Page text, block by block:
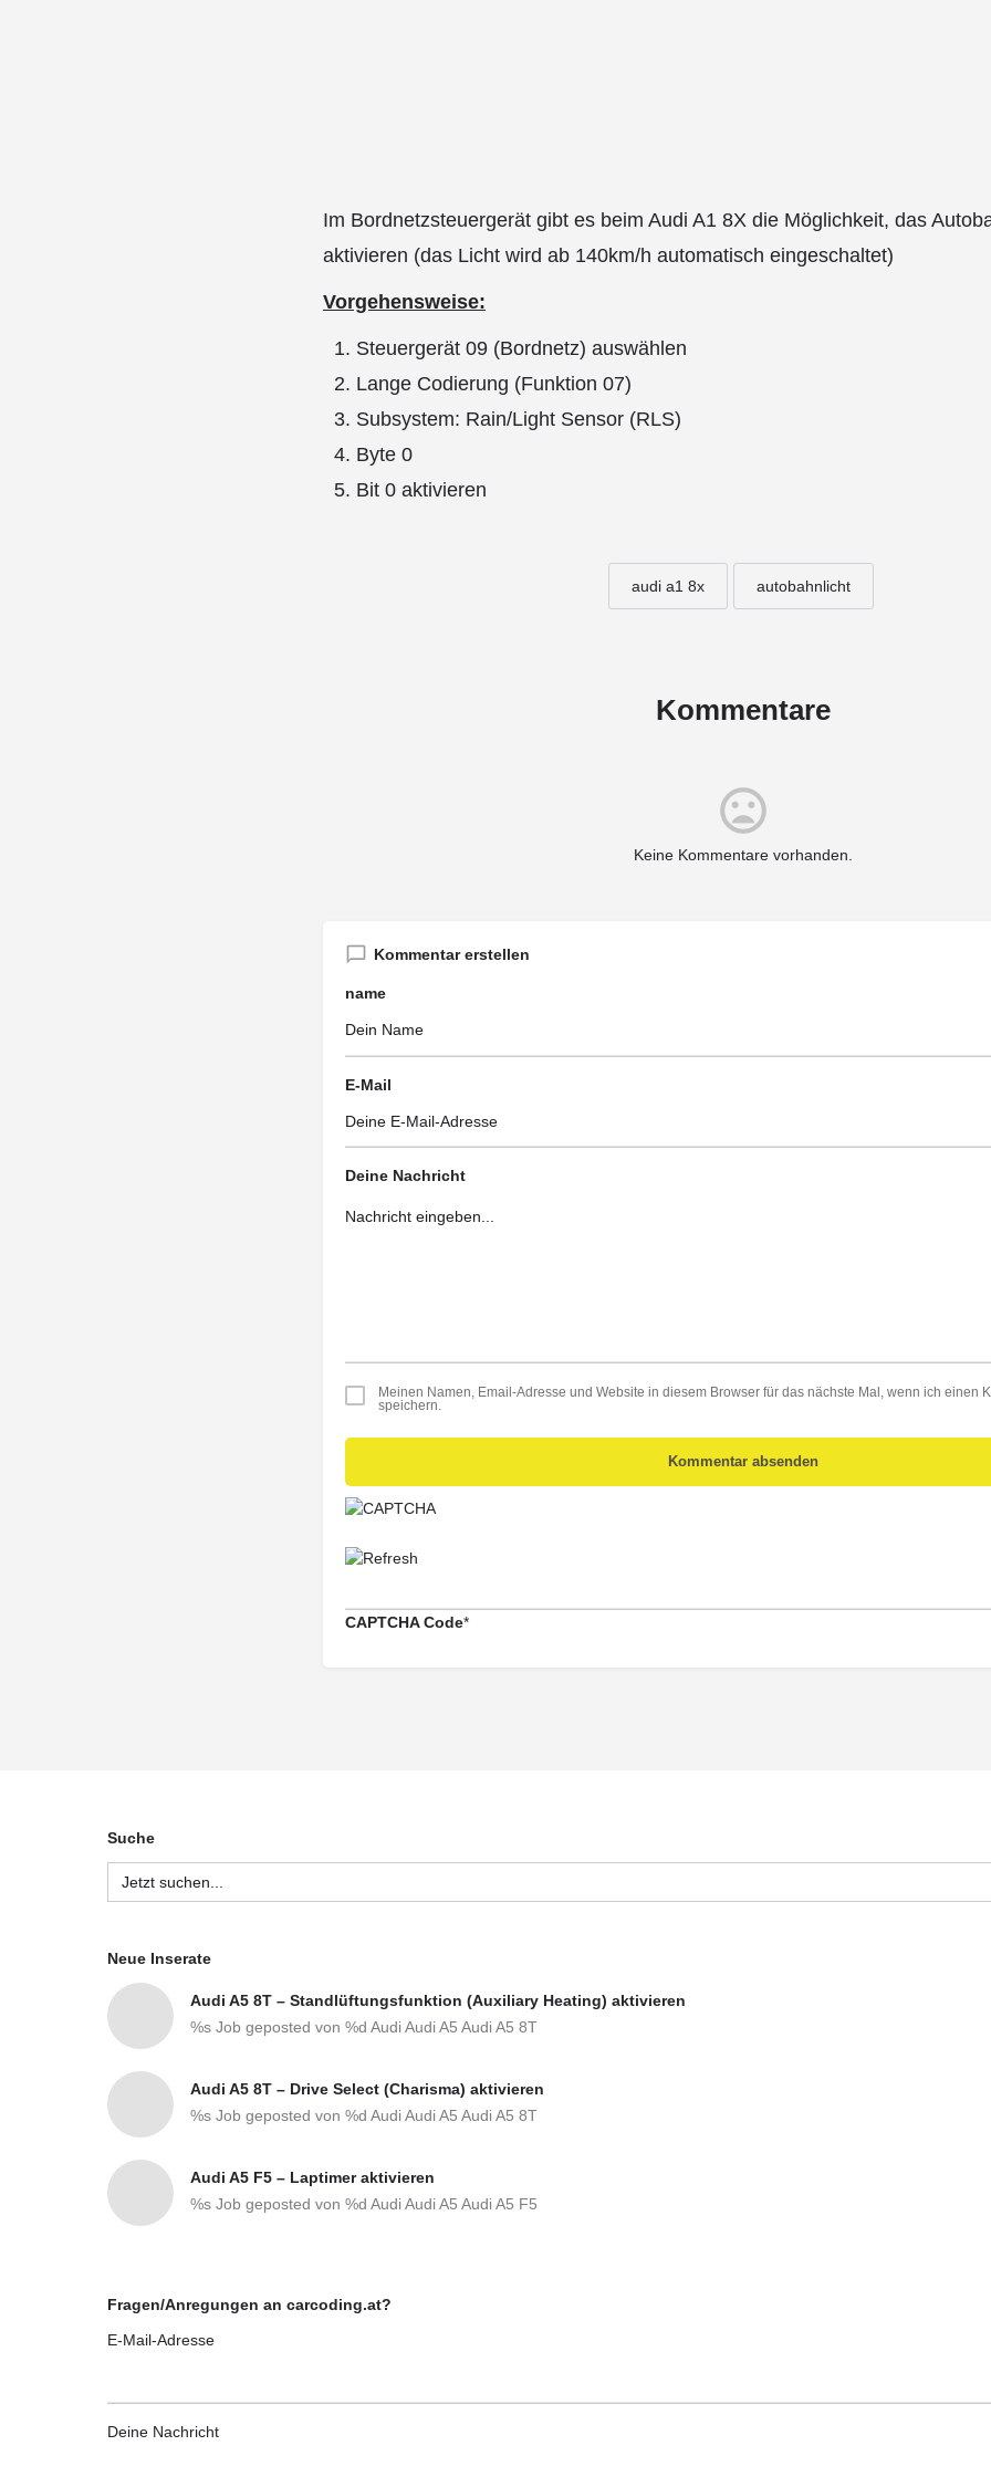
Im Bordnetzsteuergerät gibt es beim Audi A1 8X die Möglichkeit, das
aktivieren (das Licht wird ab 140km/h automatisch eingeschaltet)
Vorgehensweise:
Steuergerät 09 (Bordnetz) auswählen
Lange Codierung (Funktion 07)
Subsystem: Rain/Light Sensor (RLS)
Byte 0
Bit 0 aktivieren
audi a1 8x autobahnlicht
Kommentare
Keine Kommentare vorhanden.
Kommentar erstellen
name
E-Mail
Deine Nachricht
Meinen Namen, Email-Adresse und Website in diesem Browser für das nächste Mal, wenn ich einen
speichern.
Kommentar absenden
CAPTCHA Code*
Suche
Search
for:
Neue Inserate
Audi A5 8T – Standlüftungsfunktion (Auxiliary Heating) aktivieren
%s Job geposted von %d Audi Audi A5 Audi A5 8T
Audi A5 8T – Drive Select (Charisma) aktivieren
%s Job geposted von %d Audi Audi A5 Audi A5 8T
Audi A5 F5 – Laptimer aktivieren
%s Job geposted von %d Audi Audi A5 Audi A5 F5
Fragen/Anregungen an carcoding.at?
E-Mail-Adresse
Deine Nachricht